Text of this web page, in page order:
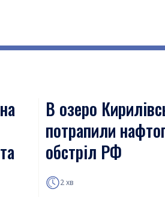
В озеро
потрапили
обстріл РФ
2 хв